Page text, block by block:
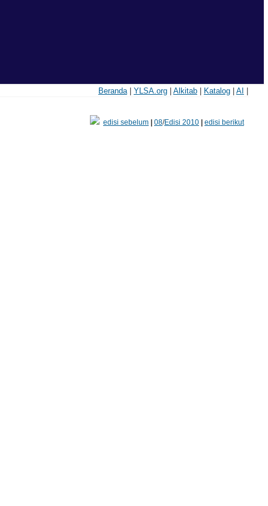
Beranda| YLSA.org| Alkitab| Katalog| AI
edisi sebelum| 08/Edisi 2010| edisi berikut